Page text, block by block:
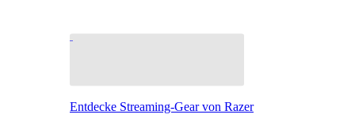
Entdecke Streaming-Gear von Razer